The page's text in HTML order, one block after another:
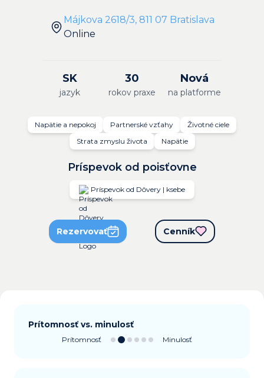
Májkova 2618/3, 811 07 Bratislava
Online
SK
jazyk
30
rokov praxe
Nová
na platforme
Napätie a nepokoj Partnerské vzťahy
Životné ciele
Strata zmyslu života
Napätie
Príspevok od poisťovne
Príspevok od Dôvery | ksebe
Rezervovať Cenník
Prítomnosť vs. minulosť
Prítomnosť Minulosť